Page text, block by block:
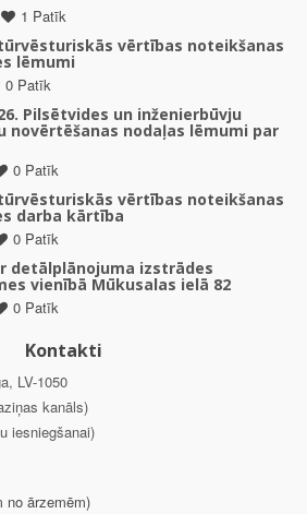
1 Patīk
vērtības noteikšanas
lēmumi
0 Patīk
Pilsētvides un inženierbūvju
novērtēšanas nodaļas lēmumi par
0 Patīk
vērtības noteikšanas
darba kārtība
0 Patīk
detālplānojuma izstrādes
vienībā Mūkusalas ielā 82
0 Patīk
Kontakti
LV-1050
kanāls)
iesniegšanai)
no ārzemēm)